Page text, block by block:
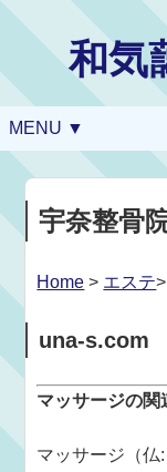
和気
MENU ▼
宇奈整骨
Home > エステ
una-s.com
マッサージの関
マッサージ（仏